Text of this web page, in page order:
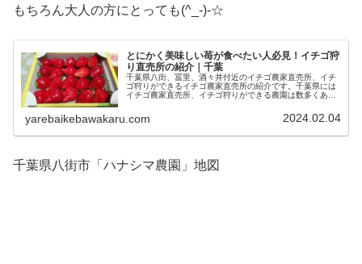
もちろん大人の方にとっても(^_-)-☆
とにかく美味しい苺が食べたい人必見！イチゴ狩
り直売所の紹介｜千葉
千葉県八街、冨里、酒々井付近のイチゴ農家直売所、イチ
ゴ狩りができるイチゴ農家直売所の紹介です。千葉県には
イチゴ農家直売所、イチゴ狩りができる農園は数多くあり
yarebaikebawakaru.com 2024.02.04
千葉県八街市「ハナシマ農園」地図